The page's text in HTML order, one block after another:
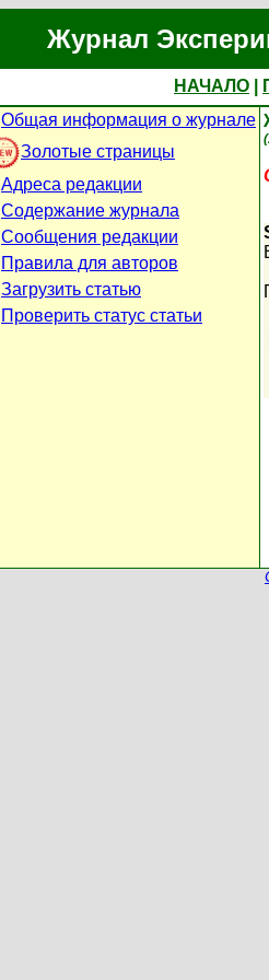
Журнал
НАЧАЛО
Общая информация о журнале
Золотые страницы
Адреса редакции
Содержание журнала
Сообщения редакции
Правила для авторов
Загрузить статью
Проверить статус статьи